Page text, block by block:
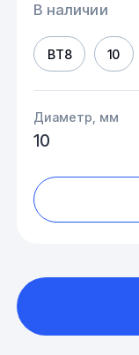
В наличии
ВТ8 10
Диаметр, мм
10